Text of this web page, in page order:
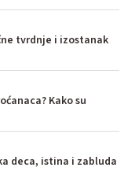
tvrdnje i izostanak
Kako su
deca, istina i zabluda